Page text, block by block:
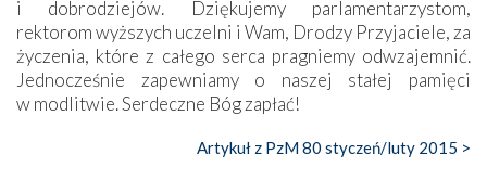
i dobrodziejów. Dziękujemy parlamentarzystom,
rektorom wyższych uczelni i Wam, Drodzy Przyjaciele, za
życzenia, które z całego serca pragniemy odwzajemnić.
Jednocześnie zapewniamy o naszej stałej pamięci
w modlitwie. Serdeczne Bóg zapłać!
Artykuł z PzM 80 styczeń/luty 2015 >